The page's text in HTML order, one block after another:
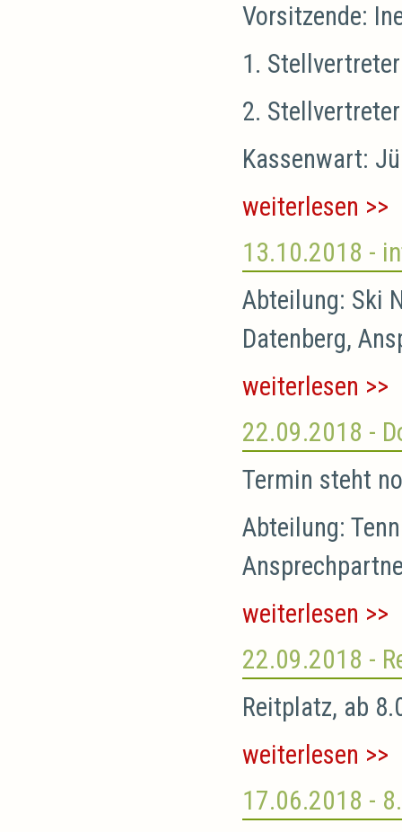
Vorsitzende:
1.
2.
Kassenwart:
weiterlesen >>
13.10.2018 -
Abteilung: Ski
Datenberg,
weiterlesen >>
22.09.2018 -
Termin steht
Abteilung:
weiterlesen >>
22.09.2018 -
Reitplatz, ab
weiterlesen >>
17.06.2018 -